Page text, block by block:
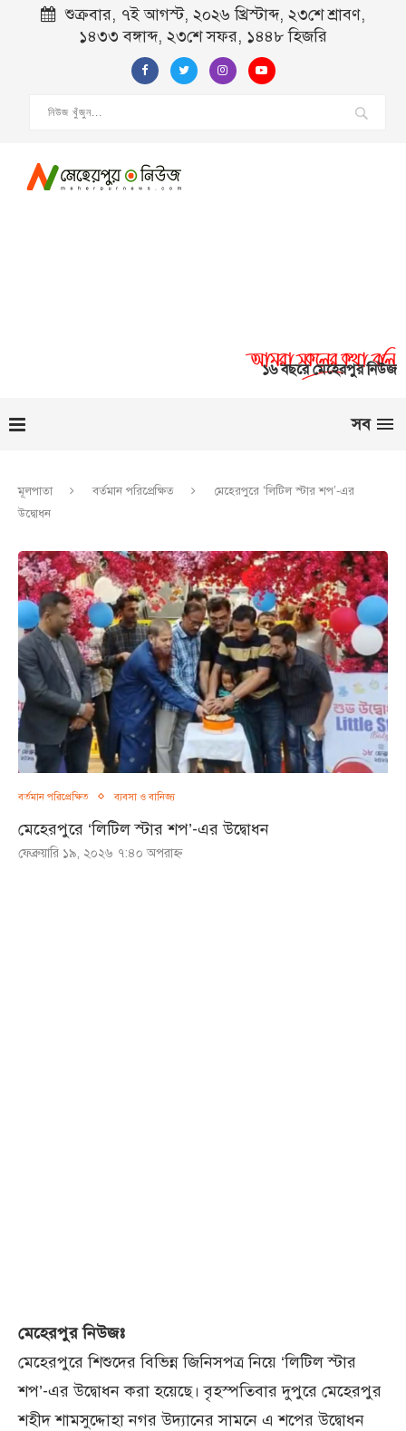
শুক্রবার, ৭ই আগস্ট, ২০২৬ খ্রিস্টাব্দ, ২৩শে শ্রাবণ,
১৪৩৩ বঙ্গাব্দ, ২৩শে সফর, ১৪৪৮ হিজরি
১৬ বছরে মেহেরপুর নিউজ
সব
মূলপাতা বর্তমান পরিপ্রেক্ষিত
মেহেরপুরে ‘লিটিল স্টার শপ’-এর
উদ্বোধন
বর্তমান পরিপ্রেক্ষিত ব্যবসা ও বানিজ্য
মেহেরপুরে ‘লিটিল স্টার শপ’-এর উদ্বোধন
ফেব্রুয়ারি ১৯, ২০২৬ ৭:৪০ অপরাহ্ণ
মেহেরপুর নিউজঃ
মেহেরপুরে শিশুদের বিভিন্ন জিনিসপত্র নিয়ে ‘লিটিল স্টার
শপ’-এর উদ্বোধন করা হয়েছে। বৃহস্পতিবার দুপুরে মেহেরপুর
শহীদ শামসুদ্দোহা নগর উদ্যানের সামনে এ শপের উদ্বোধন